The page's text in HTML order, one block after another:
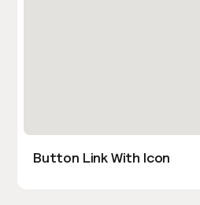
Button Link With Icon